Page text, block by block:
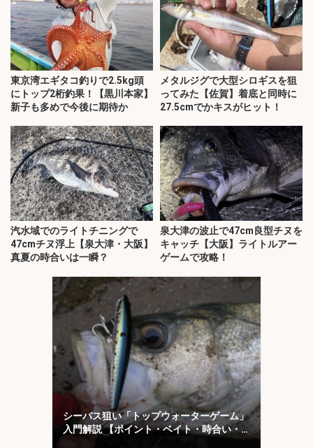
東京湾エギタコ釣りで2.5kg頭
にトップ2桁釣果！【黒川本家】
新子も多めで今後に期待か
メタルジグで大型シロギスを狙
ってみた【佐賀】着底と同時に
27.5cmでかキスがヒット！
汽水域でのライトチニングで
47cmチヌ浮上【泉大津・大阪】
真夏の時合いは一瞬？
泉大津の波止で47cm良型チヌを
キャッチ【大阪】ライトルアー
ゲームで攻略！
シーバス狙い「トップウォーターゲーム」
入門解説 【ポイント・ベイト・時合い・